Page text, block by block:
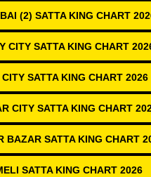
(2) SATTA KING CHART
CITY SATTA KING CHART
CITY SATTA KING CHART 2026
CITY SATTA KING CHART
BAZAR SATTA KING CHART
SATTA KING CHART 2026